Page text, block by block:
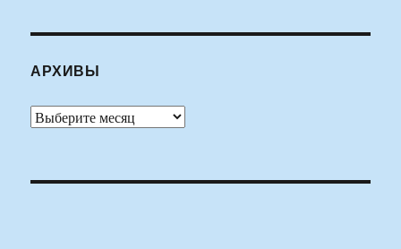
АРХИВЫ
Архивы